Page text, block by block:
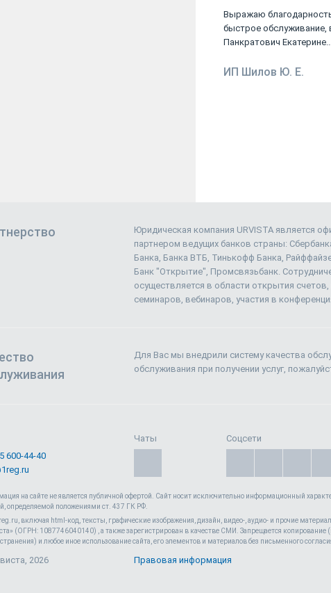
Выражаю
быстрое
Панкратович
ИП Шилов Ю. Е.
Юридическая компания URVISTA является
партнером ведущих банков страны:
Банка, Банка ВТБ, Тинькофф Банка,
Банк "Открытие", Промсвязьбанк.
осуществляется в области открытия
семинаров, вебинаров, участия в
Для Вас мы внедрили систему качества
обслуживания при получении услуг,
600-44-40
Чаты Соцсети
на сайте не является публичной офертой. Cайт носит исключительно информационный
определяемой положениями ст. 437 ГК РФ.
включая html-код, тексты, графические изображения, дизайн, видео-, аудио- и прочие
(ОГРН: 1087746040140) , а также зарегистрирован в качестве СМИ. Запрещается копирование
и любое иное использование сайта, его элементов и материалов без письменного
2026 Правовая информация